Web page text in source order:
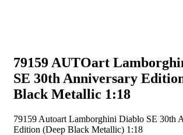
79159 AUTOart
SE 30th Anniversary
Black Metallic 1:18
79159 Autoart Lamborghini Diablo SE 30th
Edition (Deep Black Metallic) 1:18